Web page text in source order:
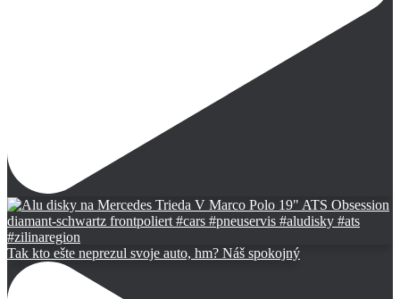
Tak kto ešte neprezul svoje auto, hm? Náš spokojný